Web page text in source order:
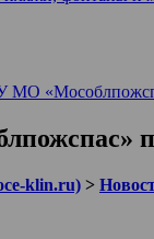
МО
klin.ru) >